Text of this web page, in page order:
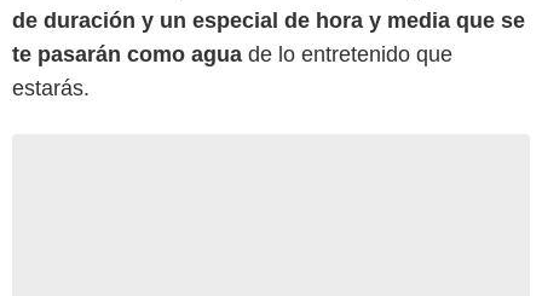
de duración y un especial de hora y media que se
te pasarán como agua de lo entretenido que
estarás.